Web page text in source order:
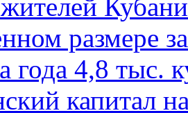
размере
года 4,8 тыс.
капитал